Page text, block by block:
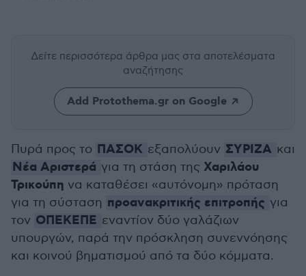
Δείτε περισσότερα άρθρα μας στα αποτελέσματα
αναζήτησης
Add Protothema.gr on Google
Πυρά προς το ΠΑΣΟΚ εξαπολύουν ΣΥΡΙΖΑ και
Νέα Αριστερά για τη στάση της Χαριλάου
Τρικούπη να καταθέσει «αυτόνομη» πρόταση
για τη σύσταση προανακριτικής επιτροπής για
τον ΟΠΕΚΕΠΕ εναντίον δύο γαλάζιων
υπουργών, παρά την πρόσκληση συνεννόησης
και κοινού βηματισμού από τα δύο κόμματα.